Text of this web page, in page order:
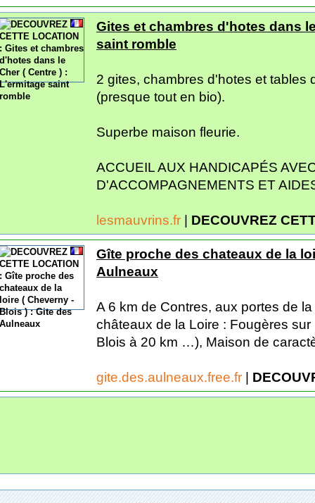
Gites et chambres d'hotes dans
saint romble
2 gites, chambres d'hotes et tables
(presque tout en bio).
Superbe maison fleurie.
ACCUEIL AUX HANDICAPÉS
D'ACCOMPAGNEMENTS ET
lesmauvrins.fr | DECOUVREZ
Gîte proche des chateaux de la
Aulneaux
A 6 km de Contres, aux portes de
châteaux de la Loire : Fougères
Blois à 20 km …), Maison de
gite.des.aulneaux.free.fr |